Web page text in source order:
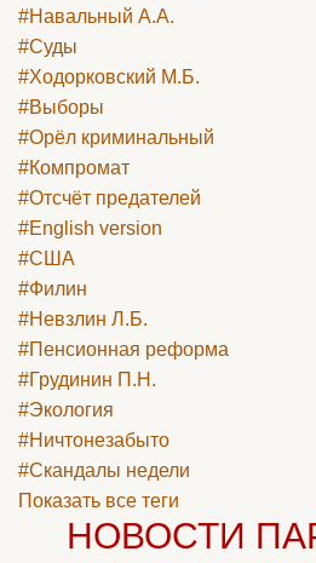
#Навальный А.А.
#Суды
#Ходорковский М.Б.
#Выборы
#Орёл криминальный
#Компромат
#Отсчёт предателей
#English version
#США
#Филин
#Невзлин Л.Б.
#Пенсионная реформа
#Грудинин П.Н.
#Экология
#Ничтонезабыто
#Скандалы недели
Показать все теги
НОВОСТИ